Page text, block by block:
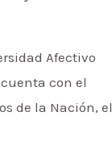
Afectivo
con el
de la Nación, el